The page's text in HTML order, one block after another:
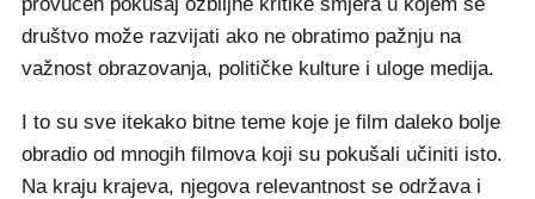
društvo može razvijati ako ne obratimo pažnju na
važnost obrazovanja, političke kulture i uloge medija.
I to su sve itekako bitne teme koje je film daleko bolje
obradio od mnogih filmova koji su pokušali učiniti isto.
Na kraju krajeva, njegova relevantnost se održava i